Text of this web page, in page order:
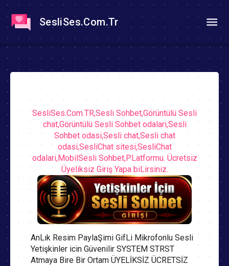
SesliSes.Com.Tr
SesliSes.Com.TR,Sesli Sohbet,Görüntülü Sesli
chat,Görüntülü Sesli Sohbet odalari,Sesli
Sohbet odasi,Sesli chat,Sesli chat
odasi,SesliChat sitesi,SesliChat
odalari,MobilSesli Sohbet,PLatformu. Ücretsiz
Üyeliksiz Giriş Yapa biLirsiniz.
AnLık Resim PaylaŞimi GifLi Mikrofonlu Sesli
Yetişkinler icin Güvenilir SYSTEM STRST
Atmaya Bire Bir Ortam ÜYELİKSİZ ÜCRETSİZ